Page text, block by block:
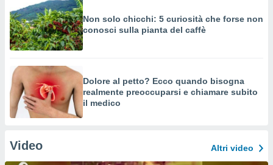
Non solo chicchi: 5 curiosità che forse non
conosci sulla pianta del caffè
Dolore al petto? Ecco quando bisogna
realmente preoccuparsi e chiamare subito
il medico
Video Altri video